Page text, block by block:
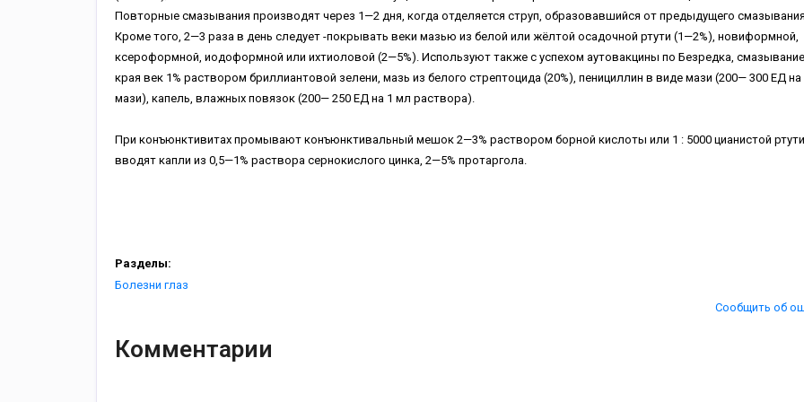
Повторные смазывания производят через 1—2 дня, когда отделяется струп, образовавшийся от предыдущего
Кроме того, 2—3 раза в день следует -покрывать веки мазью из белой или жёлтой осадочной ртути (1—2%), новиформной,
ксероформной, иодоформной или ихтиоловой (2—5%). Используют также с успехом аутовакцины по Безредка, смазывание
края век 1% раствором бриллиантовой зелени, мазь из белого стрептоцида (20%), пенициллин в виде мази (200— 300 ЕД на
мази), капель, влажных повязок (200— 250 ЕД на 1 мл раствора).
При конъюнктивитах промывают конъюнктивальный мешок 2—3% раствором борной кислоты или 1 : 5000 цианистой
вводят капли из 0,5—1% раствора сернокислого цинка, 2—5% протаргола.
Разделы:
Болезни глаз
Сообщить об
Комментарии